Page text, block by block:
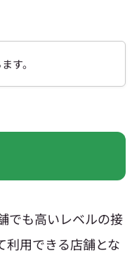
す。
でも高いレベルの接
利用できる店舗とな